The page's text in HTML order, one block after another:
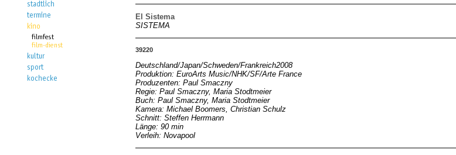
El Sistema
SISTEMA
39220
Deutschland/Japan/Schweden/Frankreich2008
Produktion: EuroArts Music/NHK/SF/Arte France
Produzenten: Paul Smaczny
Regie: Paul Smaczny, Maria Stodtmeier
Buch: Paul Smaczny, Maria Stodtmeier
Kamera: Michael Boomers, Christian Schulz
Schnitt: Steffen Herrmann
Länge: 90 min
Verleih: Novapool